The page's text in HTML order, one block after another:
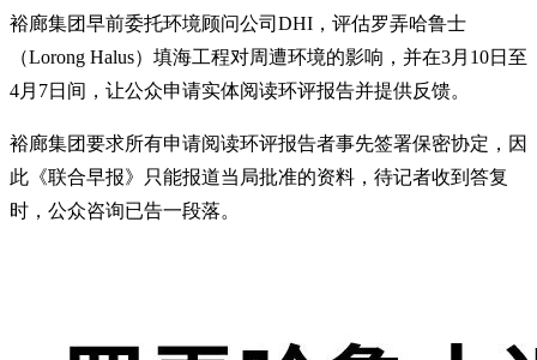
裕廊集团早前委托环境顾问公司DHI，评估罗弄哈鲁士
（Lorong Halus）填海工程对周遭环境的影响，并在3月10日至
4月7日间，让公众申请实体阅读环评报告并提供反馈。
裕廊集团要求所有申请阅读环评报告者事先签署保密协定，因
此《联合早报》只能报道当局批准的资料，待记者收到答复
时，公众咨询已告一段落。